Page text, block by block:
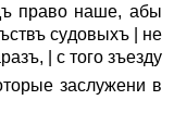
право наше, абы
сyдовыхъ | не
| с того зъездy
заслужени в